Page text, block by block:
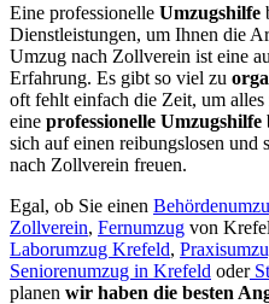
Eine professionelle Umzugshilfe
Dienstleistungen, um Ihnen die
Umzug nach Zollverein ist eine
Erfahrung. Es gibt so viel zu
oft fehlt einfach die Zeit, um
eine professionelle Umzugshilfe
sich auf einen reibungslosen
nach Zollverein freuen.
Egal, ob Sie einen
Zollverein, Fernumzug von
Laborumzug Krefeld,
Seniorenumzug in Krefeld oder
planen wir haben die besten